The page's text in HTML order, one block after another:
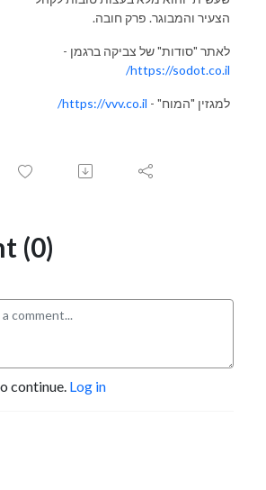
הצעיר והמבוגר. פרק חובה.
לאתר "סודות" של צביקה ברגמן -
https://sodot.co.il/
למגזין "המוח" - https://vvv.co.il/
(0)
continue. Log in